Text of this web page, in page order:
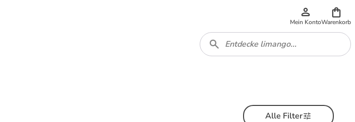
Mein KontoWarenkorb
Alle Filter